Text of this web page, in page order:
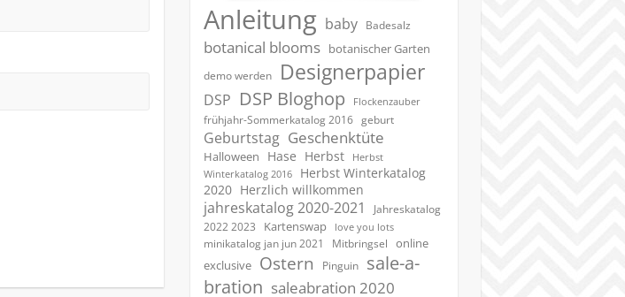
Anleitung baby Badesalz
botanical blooms botanischer Garten
demo werden Designerpapier
DSP DSP Bloghop Flockenzauber
frühjahr-Sommerkatalog 2016 geburt
Geburtstag Geschenktüte
Halloween Hase Herbst
Herbst
Winterkatalog 2016
Herbst Winterkatalog
2020 Herzlich willkommen
jahreskatalog 2020-2021
Jahreskatalog
2022 2023
Kartenswap love you lots
minikatalog jan jun 2021 Mitbringsel
online
exclusive Ostern Pinguin
sale-a-
bration saleabration 2020